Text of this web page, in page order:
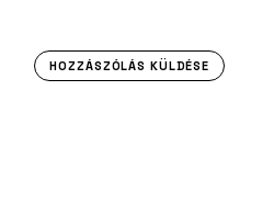
HOZZÁSZÓLÁS KÜLDÉSE